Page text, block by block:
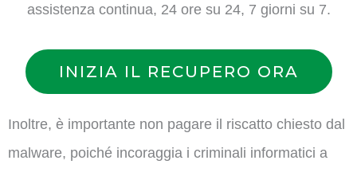
assistenza continua, 24 ore su 24, 7 giorni su 7.
INIZIA IL RECUPERO ORA
Inoltre, è importante non pagare il riscatto chiesto dal
malware, poiché incoraggia i criminali informatici a